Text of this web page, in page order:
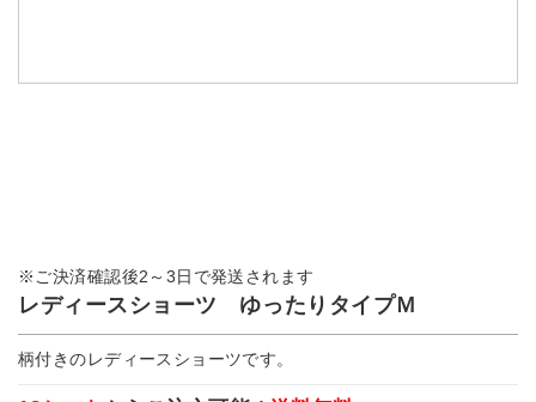
※ご決済確認後2～3日で発送されます
レディースショーツ ゆったりタイプＭ
柄付きのレディースショーツです。